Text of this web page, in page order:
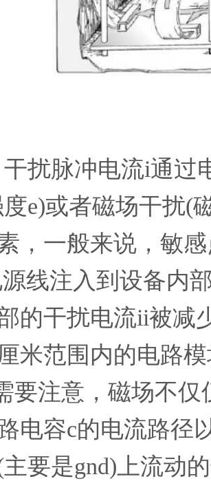
干扰脉冲电流i通过
e)或者磁场干扰(
，一般来说，敏
线注入到设备内
的干扰电流ii被减
米范围内的电路
要注意，磁场不
电容c的电流路径
要是gnd)上流动